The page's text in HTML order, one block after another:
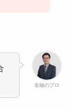
金融のプロ